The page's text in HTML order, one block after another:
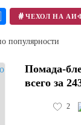
#
популярности
Помада-
всего за
2